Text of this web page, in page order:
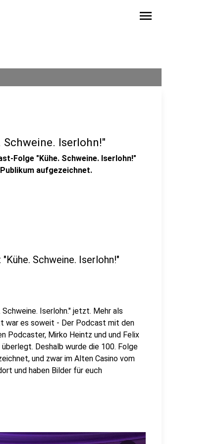
menu
Iserlohn!"
Folge "Kühe. Schweine. Iserlohn!"
aufgezeichnet.
Schweine. Iserlohn!"
Iserlohn." jetzt. Mehr als
war es soweit - Der Podcast mit den
Podcaster, Mirko Heintz und und Felix
Deshalb wurde die 100. Folge
und zwar im Alten Casino vom
und haben Bilder für euch